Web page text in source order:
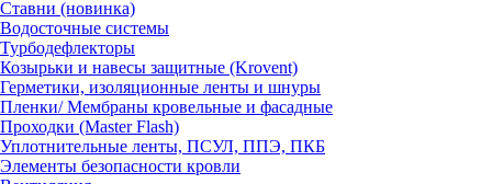
Ставни (новинка)
Водосточные системы
Турбодефлекторы
Козырьки и навесы защитные (Krovent)
Герметики, изоляционные ленты и шнуры
Пленки/ Мембраны кровельные и фасадные
Проходки (Master Flash)
Уплотнительные ленты, ПСУЛ, ППЭ, ПКБ
Элементы безопасности кровли